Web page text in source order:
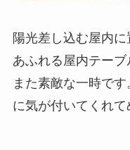
陽光差し込む屋内
あふれる屋内テー
また素敵な一時で
に気が付いてくれて